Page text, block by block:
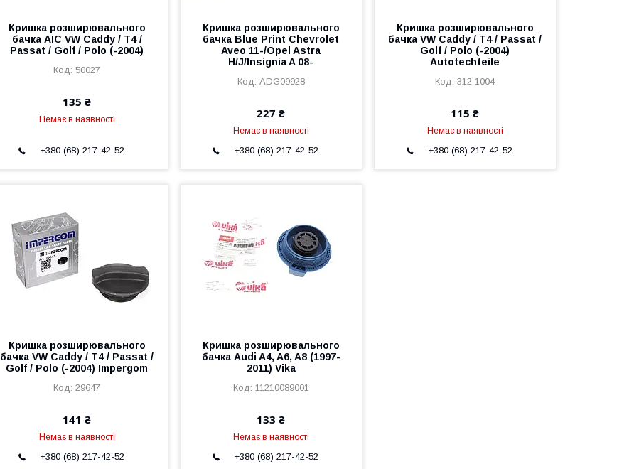
Кришка розширювального
бачка AIC VW Caddy / T4 /
Passat / Golf / Polo (-2004)
50027
135 ₴
Немає в наявності
+380 (68) 217-42-52
Кришка розширювального
бачка Blue Print Chevrolet
Aveo 11-/Opel Astra
H/J/Insignia A 08-
ADG09928
227 ₴
Немає в наявності
+380 (68) 217-42-52
Кришка розширювального
бачка VW Caddy / T4 / Passat /
Golf / Polo (-2004)
Autotechteile
312 1004
115 ₴
Немає в наявності
+380 (68) 217-42-52
Кришка розширювального
бачка VW Caddy / T4 / Passat /
Golf / Polo (-2004) Impergom
29647
141 ₴
Немає в наявності
+380 (68) 217-42-52
Кришка розширювального
бачка Audi A4, A6, A8 (1997-
2011) Vika
11210089001
133 ₴
Немає в наявності
+380 (68) 217-42-52